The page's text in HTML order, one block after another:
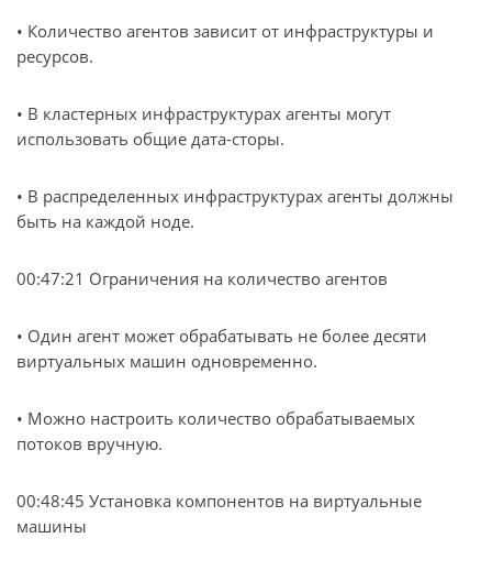
• Количество агентов зависит от инфраструктуры и
ресурсов.
• В кластерных инфраструктурах агенты могут
использовать общие дата-сторы.
• В распределенных инфраструктурах агенты должны
быть на каждой ноде.
00:47:21 Ограничения на количество агентов
• Один агент может обрабатывать не более десяти
виртуальных машин одновременно.
• Можно настроить количество обрабатываемых
потоков вручную.
00:48:45 Установка компонентов на виртуальные
машины